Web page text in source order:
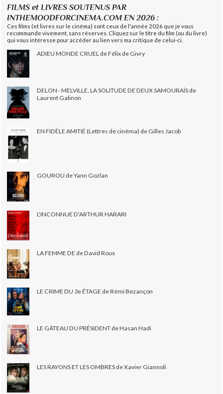
FILMS et LIVRES SOUTENUS PAR
INTHEMOODFORCINEMA.COM EN 2026 :
Ces films (et livres sur le cinéma) sont ceux de l'année 2026 que je vous
recommande vivement, sans réserves. Cliquez sur le titre du film (ou du livre)
qui vous intéresse pour accéder au lien vers ma critique de celui-ci.
ADIEU MONDE CRUEL de Félix de Givry
DELON - MELVILLE, LA SOLITUDE DE DEUX SAMOURAÏS de
Laurent Galinon
EN FIDÈLE AMITIÉ (Lettres de cinéma) de Gilles Jacob
GOUROU de Yann Gozlan
L'INCONNUE D'ARTHUR HARARI
LA FEMME DE de David Roux
LE CRIME DU 3e ÉTAGE de Rémi Bezançon
LE GÂTEAU DU PRÉSIDENT de Hasan Hadi
LES RAYONS ET LES OMBRES de Xavier Giannoli